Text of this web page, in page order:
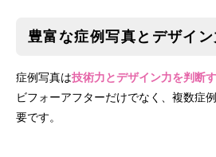
豊富な症例写真とデザイ
症例写真は技術力とデザイン力を判断
ビフォーアフターだけでなく、複数症
要です。